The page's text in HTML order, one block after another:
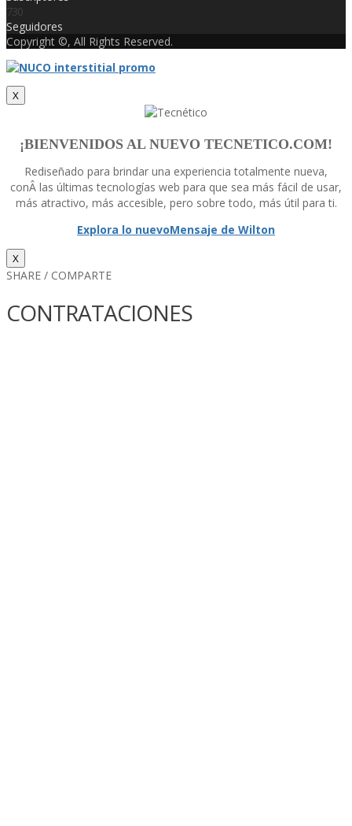
730
Seguidores
Copyright ©, All Rights Reserved.
X
¡BIENVENIDOS AL NUEVO TECNETICO.COM!
Rediseñado para brindar una experiencia totalmente nueva,
conÂ las últimas tecnologí­as web para que sea más fácil de usar,
más atractivo, más accesible, pero sobre todo, más útil para ti.
Explora lo nuevoMensaje de Wilton
X
SHARE / COMPARTE
CONTRATACIONES